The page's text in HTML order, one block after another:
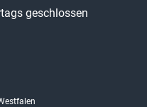
geschlossen